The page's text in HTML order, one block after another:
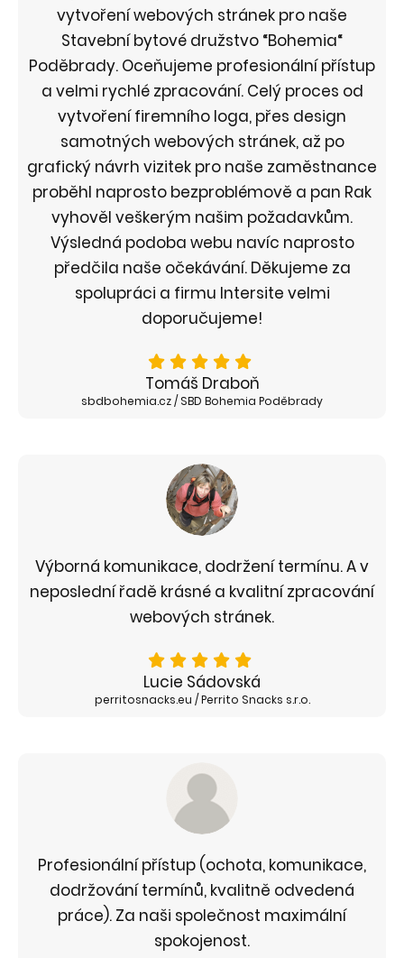
vytvoření webových stránek pro naše
Stavební bytové družstvo “Bohemia“
Poděbrady. Oceňujeme profesionální přístup
a velmi rychlé zpracování. Celý proces od
vytvoření firemního loga, přes design
samotných webových stránek, až po
grafický návrh vizitek pro naše zaměstnance
proběhl naprosto bezproblémově a pan Rak
vyhověl veškerým našim požadavkům.
Výsledná podoba webu navíc naprosto
předčila naše očekávání. Děkujeme za
spolupráci a firmu Intersite velmi
doporučujeme!
Tomáš Draboň
sbdbohemia.cz / SBD Bohemia Poděbrady
Výborná komunikace, dodržení termínu. A v
neposlední řadě krásné a kvalitní zpracování
webových stránek.
Lucie Sádovská
perritosnacks.eu / Perrito Snacks s.r.o.
Profesionální přístup (ochota, komunikace,
dodržování termínů, kvalitně odvedená
práce). Za naši společnost maximální
spokojenost.